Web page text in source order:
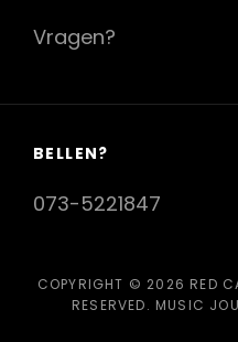
Vragen?
BELLEN?
073-5221847
COPYRIGHT © 2026 RED
RESERVED. MUSIC